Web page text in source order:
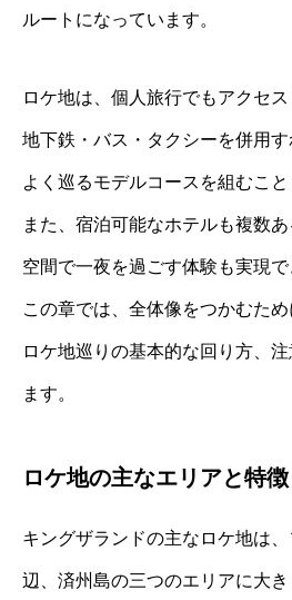
ルートになっています。
ロケ地は、個人旅行でもアクセス
地下鉄・バス・タクシーを併用
よく巡るモデルコースを組むこと
また、宿泊可能なホテルも複数
空間で一夜を過ごす体験も実現で
この章では、全体像をつかむため
ロケ地巡りの基本的な回り方、
ます。
ロケ地の主なエリアと特徴
キングザランドの主なロケ地は
辺、済州島の三つのエリアに大き